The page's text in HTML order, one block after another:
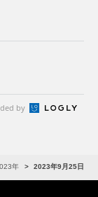
by
年 2023年9月25日